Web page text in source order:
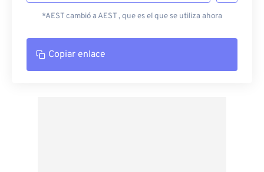
*AEST cambió a AEST , que es el que se utiliza ahora
Copiar enlace